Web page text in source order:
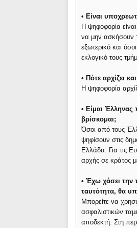
• Είναι
Η ψηφοφορία
να μην ασκήσουν
εξωτερικό και
εκλογικό τους
• Πότε αρχίζει
Η ψηφοφορία
• Είμαι Έλληνας
βρίσκομαι;
Όσοι από τους
ψηφίσουν στις
Ελλάδα. Για τις
αρχής σε κράτος
• Έχω χάσει την
ταυτότητα, θα
Μπορείτε να
ασφαλιστικών
αποδεκτή. Στη